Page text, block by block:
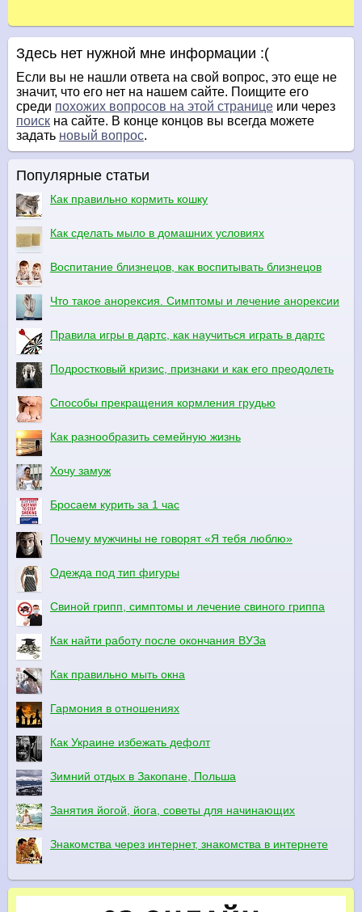
Здесь нет нужной мне информации :(
Если вы не нашли ответа на свой вопрос, это еще не
значит, что его нет на нашем сайте. Поищите его
среди похожих вопросов на этой странице или через
поиск на сайте. В конце концов вы всегда можете
задать новый вопрос.
Популярные статьи
Как правильно кормить кошку
Как сделать мыло в домашних условиях
Воспитание близнецов, как воспитывать близнецов
Что такое анорексия. Симптомы и лечение анорексии
Правила игры в дартс, как научиться играть в дартс
Подростковый кризис, признаки и как его преодолеть
Способы прекращения кормления грудью
Как разнообразить семейную жизнь
Хочу замуж
Бросаем курить за 1 час
Почему мужчины не говорят «Я тебя люблю»
Одежда под тип фигуры
Свиной грипп, симптомы и лечение свиного гриппа
Как найти работу после окончания ВУЗа
Как правильно мыть окна
Гармония в отношениях
Как Украине избежать дефолт
Зимний отдых в Закопане, Польша
Занятия йогой, йога, советы для начинающих
Знакомства через интернет, знакомства в интернете